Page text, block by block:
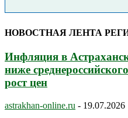
НОВОСТНАЯ ЛЕНТА
Инфляция в
ниже
рост цен
astrakhan-online.ru - 19.07.2026